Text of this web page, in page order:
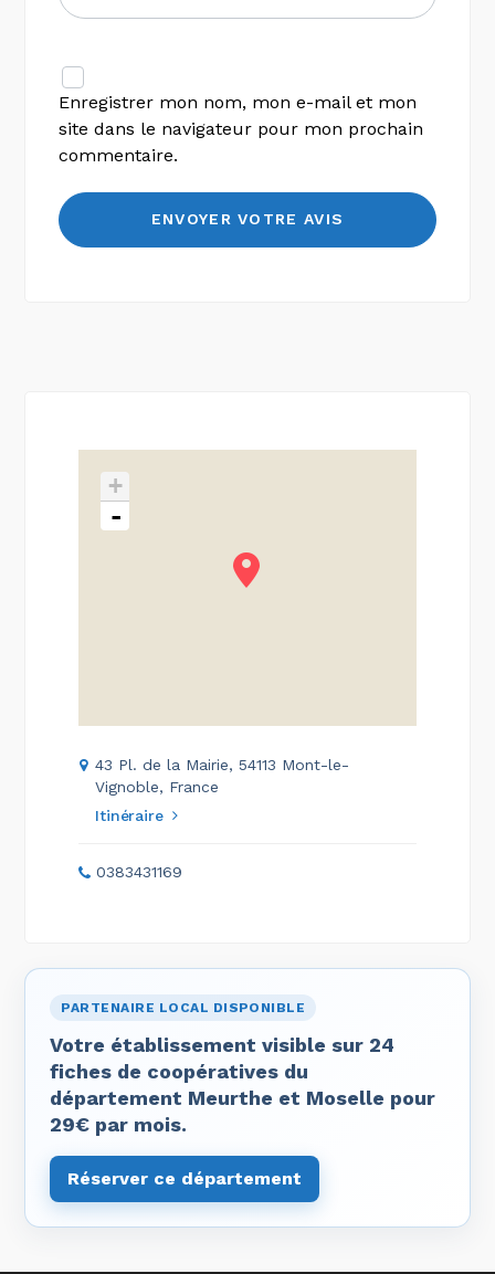
Enregistrer mon nom, mon e-mail et mon
site dans le navigateur pour mon prochain
commentaire.
+
-
43 Pl. de la Mairie, 54113 Mont-le-
Vignoble, France
Itinéraire
0383431169
PARTENAIRE LOCAL DISPONIBLE
Votre établissement visible sur 24
fiches de coopératives du
département Meurthe et Moselle pour
29€ par mois.
Réserver ce département